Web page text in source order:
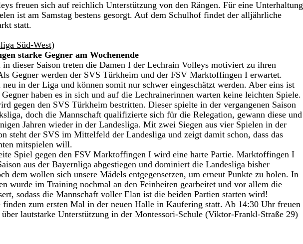
freuen sich auf reichlich Unterstützung von den Rängen. Für eine Unterhaltung
ist am Samstag bestens gesorgt. Auf dem Schulhof findet der alljährliche
statt.
Süd-West)
starke Gegner am Wochenende
dieser Saison treten die Damen I der Lechrain Volleys motiviert zu ihren
Gegner werden der SVS Türkheim und der FSV Marktoffingen I erwartet.
neu in der Liga und können somit nur schwer eingeschätzt werden. Aber eins ist
haben es in sich und auf die Lechrainerinnen warten keine leichten Spiele.
gegen den SVS Türkheim bestritten. Dieser spielte in der vergangenen Saison
doch die Mannschaft qualifizierte sich für die Relegation, gewann diese und
Jahren wieder in der Landesliga. Mit zwei Siegen aus vier Spielen in der
steht der SVS im Mittelfeld der Landesliga und zeigt damit schon, dass das
mitspielen will.
Spiel gegen den FSV Marktoffingen I wird eine harte Partie. Marktoffingen I
aus der Bayernliga abgestiegen und dominiert die Landesliga bisher
dem wollen sich unsere Mädels entgegensetzen, um erneut Punkte zu holen. In
wurde im Training nochmal an den Feinheiten gearbeitet und vor allem die
sodass die Mannschaft voller Elan ist die beiden Partien starten wird!
finden zum ersten Mal in der neuen Halle in Kaufering statt. Ab 14:30 Uhr freuen
lautstarke Unterstützung in der Montessori-Schule (Viktor-Frankl-Straße 29)